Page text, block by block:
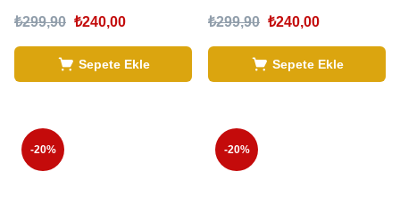
₺299,90 ₺240,00
Sepete Ekle
₺299,90 ₺240,00
Sepete Ekle
-20% -20%